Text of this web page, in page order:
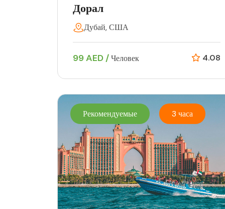
Дорал
Дубай, США
99 AED /Человек 4.08
Рекомендуемые 3 часа